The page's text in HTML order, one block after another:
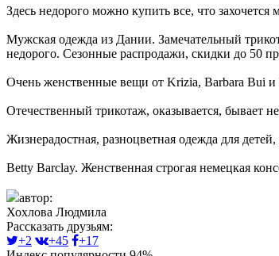
Здесь недорого можно купить все, что
Мужская одежда из Дании. Замечательный
недорого. Сезонные распродажи, скидки до 50
Очень женственные вещи от Krizia, Barbara Bui и
Отечественный трикотаж, оказывается, бывает
Жизнерадостная, разноцветная одежда для
Веttу Barclay. Женственная строгая немецкая
автор:
Хохлова Людмила
Рассказать друзьям:
+2
+45
+17